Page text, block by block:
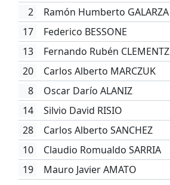
2
Ramón Humberto GALARZA
17
Federico BESSONE
13
Fernando Rubén CLEMENTZ
20
Carlos Alberto MARCZUK
8
Oscar Darío ALANIZ
14
Silvio David RISIO
28
Carlos Alberto SANCHEZ
10 Claudio Romualdo SARRIA
19 Mauro Javier AMATO